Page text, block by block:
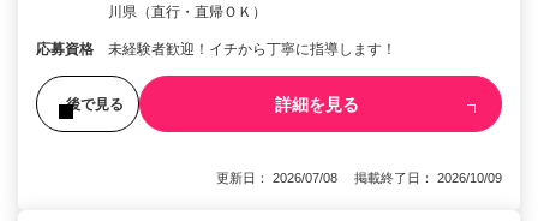
川県（直行・直帰ＯＫ）
応募資格 未経験者歓迎！イチから丁寧に指導します！
後で見る 詳細を見る
更新日： 2026/07/08 掲載終了日： 2026/10/09